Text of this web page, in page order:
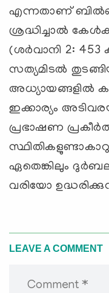
എന്നതാണ്
ശ്രദ്ധിച്ചാല്‍
(ശര്‍വാനി 2:
സത്യമിടല്‍
അധ്യായങ്ങളില്‍
ഇക്കാര്യം
പ്രഭാഷണ
ഏതെങ്കിലും
വരിയോ
LEAVE A COMMENT
Comment *